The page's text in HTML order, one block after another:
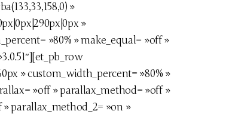
»
»
»80% » make_equal= »off »
» custom_width_percent= »80% »
»off » parallax_method= »off »
parallax_method_2= »on »